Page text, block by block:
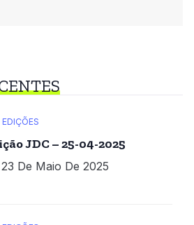
EDIÇÕES
JDC – 25-04-2025
23 De Maio De 2025